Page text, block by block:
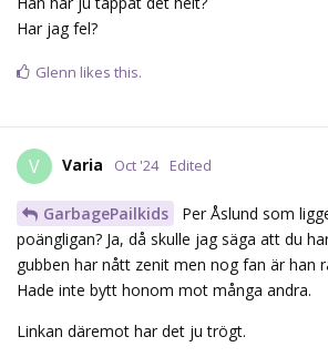
Har jag fel?
Glenn likes this.
V Varia Oct '24 Edited
GarbagePailkids
Per Åslund som
poängligan? Ja, då skulle jag säga att du
gubben har nått zenit men nog fan är han
Hade inte bytt honom mot många andra.
Linkan däremot har det ju trögt.